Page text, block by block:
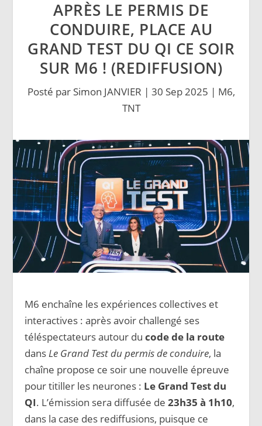
APRÈS LE PERMIS DE
CONDUIRE, PLACE AU
GRAND TEST DU QI CE SOIR
SUR M6 ! (REDIFFUSION)
Posté par Simon JANVIER | 30 Sep 2025 | M6,
TNT
M6 enchaîne les expériences collectives et
interactives : après avoir challengé ses
téléspectateurs autour ducode de la route
dansLe Grand Test du permis de conduire, la
chaîne propose ce soir une nouvelle épreuve
pour titiller les neurones : Le Grand Test du
QI. L’émission sera diffusée de23h35 à 1h10,
dans la case des rediffusions, puisque ce